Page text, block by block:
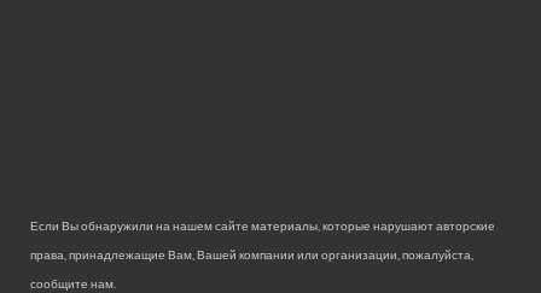
Если Вы обнаружили на нашем сайте материалы, которые нарушают авторские
права, принадлежащие Вам, Вашей компании или организации, пожалуйста,
сообщите нам.